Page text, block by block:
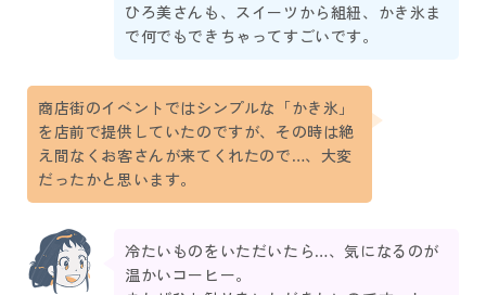
ひろ美さんも、スイーツから組紐、かき氷ま
で何でもできちゃってすごいです。
商店街のイベントではシンプルな「かき氷」
を店前で提供していたのですが、その時は絶
え間なくお客さんが来てくれたので…、大変
だったかと思います。
冷たいものをいただいたら…、気になるのが
温かいコーヒー。